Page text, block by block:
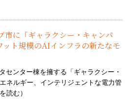
に「ギャラクシー・キャンパ
ト規模のAIインフラの新たなモ
センター棟を擁する「ギャラクシー・
ネルギー、インテリジェントな電力管
読む）